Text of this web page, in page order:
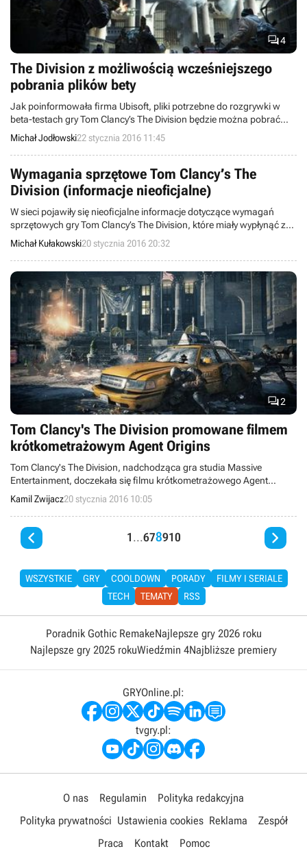
4
The Division z możliwością wcześniejszego
pobrania plików bety
Jak poinformowała firma Ubisoft, pliki potrzebne do rozgrywki w
beta-testach gry Tom Clancy’s The Division będzie można pobrać
odpowiednio wcześniej w ramach tzw. pre-loadu.
Michał Jodłowski22 stycznia 2016 11:45
Wymagania sprzętowe Tom Clancy’s The
Division (informacje nieoficjalne)
W sieci pojawiły się nieoficjalne informacje dotyczące wymagań
sprzętowych gry Tom Clancy’s The Division, które miały wypłynąć z
rosyjskiego oddziału firmy Ubisoft. Zawierają one dokładną listę
zalecanych i obsługiwanych procesorów oraz układów graficznych.
Michał Kułakowski20 stycznia 2016 20:32
2
Tom Clancy's The Division promowane filmem
krótkometrażowym Agent Origins
Tom Clancy's The Division, nadchodząca gra studia Massive
Entertainment, doczekała się filmu krótkometrażowego Agent
Origins, opowiadającego historię czterech agentów Division.
Kamil Zwijacz20 stycznia 2016 10:05
 1 ...678910 
WSZYSTKIE GRY COOLDOWN PORADY
FILMY I SERIALE
TECH
TEMATY RSS
Poradnik Gothic RemakeNajlepsze gry 2026 roku
Najlepsze gry 2025 rokuWiedźmin 4Najbliższe premiery
GRYOnline.pl:
tvgry.pl:
O nas Regulamin
Polityka redakcyjna
Polityka prywatności Ustawienia cookies Reklama
Zespół
Praca
Kontakt Pomoc